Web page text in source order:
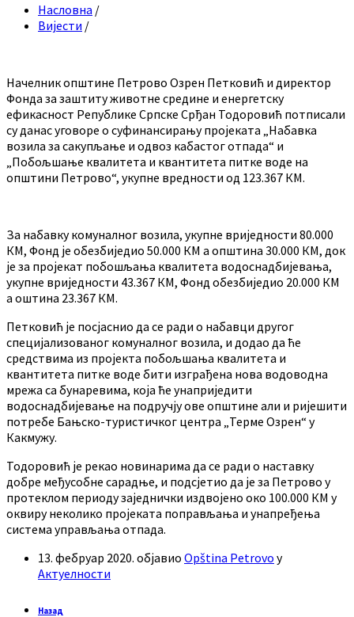
Насловна /
Вијести /
Начелник општине Петрово Озрен Петковић и директор
Фонда за заштиту животне средине и енергетску
ефикасност Републике Српске Срђан Тодоровић потписали
су данас уговорe о суфинансирању пројеката „Набавка
возила за сакупљање и одвоз кабастог отпада“ и
„Побољшање квалитета и квантитета питке воде на
општини Петрово“, укупне вредности од 123.367 КМ.
За набавку комуналног возила, укупне вриједности 80.000
КМ, Фонд је обезбиједио 50.000 КМ а општина 30.000 КМ, док
је за пројекат побошљања квалитета водоснадбијевања,
укупне вриједности 43.367 КМ, Фонд обезбиједио 20.000 КМ
а оштина 23.367 КМ.
Петковић је посјаснио да се ради о набавци другог
специјализованог комуналног возила, и додао да ће
средствима из пројекта побољшања квалитета и
квантитета питке воде бити изграђена нова водоводна
мрежа са бунаревима, која ће унаприједити
водоснадбијевање на подручју ове општине али и ријешити
потребе Бањско-туристичког центра „Терме Озрен“ у
Какмужу.
Тодоровић је рекао новинарима да се ради о наставку
добре међусобне сарадње, и подсјетио да је за Петрово у
протеклом периоду заједнички издвојено око 100.000 КМ у
оквиру неколико пројеката поправљања и унапређења
система управљања отпада.
13. фебруар 2020. објавио Opština Petrovo у
Актуелности
Назад